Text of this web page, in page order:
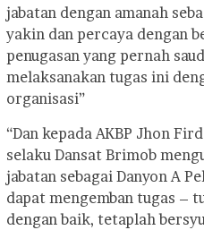
jabatan dengan amanah
yakin dan percaya dengan
penugasan yang pernah
melaksanakan tugas ini
organisasi”
“Dan kepada AKBP Jhon
selaku Dansat Brimob
jabatan sebagai Danyon A
dapat mengemban tugas –
dengan baik, tetaplah